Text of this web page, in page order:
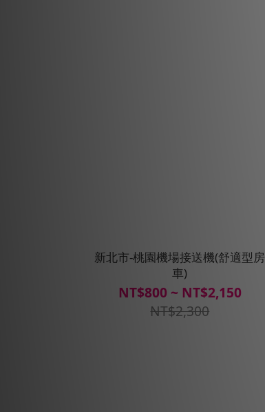
新北市-桃園機場接送機(舒適型房
車)
NT$800 ~ NT$2,150
NT$2,300